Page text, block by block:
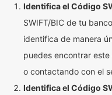
Identifica el Código
SWIFT/BIC de tu
identifica de manera
puedes encontrar
o contactando con el
Identifica el Código